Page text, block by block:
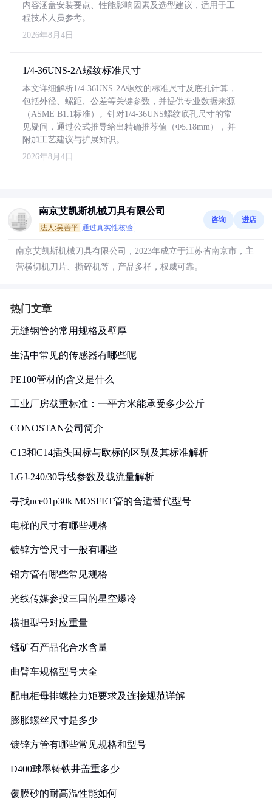
内容涵盖安装要点、性能影响因素及选型建议，适用于工
程技术人员参考。
2026年8月4日
1/4-36UNS-2A螺纹标准尺寸
本文详细解析1/4-36UNS-2A螺纹的标准尺寸及底孔计算，
包括外径、螺距、公差等关键参数，并提供专业数据来源
（ASME B1.1标准）。针对1/4-36UNS螺纹底孔尺寸的常
见疑问，通过公式推导给出精确推荐值（Φ5.18mm），并
附加工艺建议与扩展知识。
2026年8月4日
南京艾凯斯机械刀具有限公司
法人:吴善平 通过真实性核验
咨询 进店
南京艾凯斯机械刀具有限公司，2023年成立于江苏省南京市，主
营横切机刀片、撕碎机等，产品多样，权威可靠。
热门文章
无缝钢管的常用规格及壁厚
生活中常见的传感器有哪些呢
PE100管材的含义是什么
工业厂房载重标准：一平方米能承受多少公斤
CONOSTAN公司简介
C13和C14插头国标与欧标的区别及其标准解析
LGJ-240/30导线参数及载流量解析
寻找nce01p30k MOSFET管的合适替代型号
电梯的尺寸有哪些规格
镀锌方管尺寸一般有哪些
铝方管有哪些常见规格
光线传媒参投三国的星空爆冷
横担型号对应重量
锰矿石产品化合水含量
曲臂车规格型号大全
配电柜母排螺栓力矩要求及连接规范详解
膨胀螺丝尺寸是多少
镀锌方管有哪些常见规格和型号
D400球墨铸铁井盖重多少
覆膜砂的耐高温性能如何